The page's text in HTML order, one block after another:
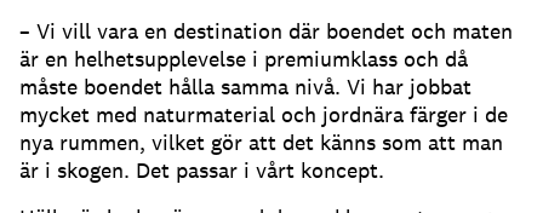
– Vi vill vara en destination där boendet och maten
är en helhetsupplevelse i premiumklass och då
måste boendet hålla samma nivå. Vi har jobbat
mycket med naturmaterial och jordnära färger i de
nya rummen, vilket gör att det känns som att man
är i skogen. Det passar i vårt koncept.